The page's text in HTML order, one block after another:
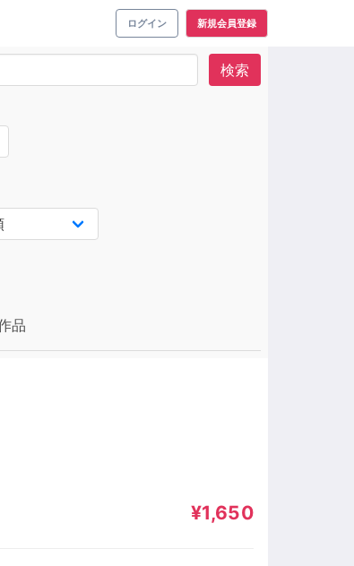
ログイン 新規会員登録
検索
品
¥1,650